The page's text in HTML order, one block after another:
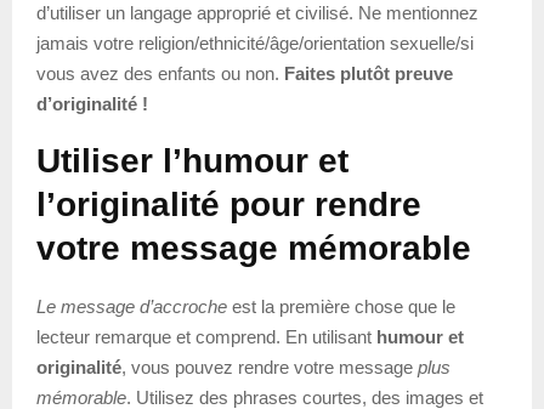
d’utiliser un langage approprié et civilisé. Ne mentionnez
jamais votre religion/ethnicité/âge/orientation sexuelle/si
vous avez des enfants ou non. Faites plutôt preuve
d’originalité !
Utiliser l’humour et
l’originalité pour rendre
votre message mémorable
Le message d’accroche est la première chose que le
lecteur remarque et comprend. En utilisant humour et
originalité, vous pouvez rendre votre message plus
mémorable. Utilisez des phrases courtes, des images et